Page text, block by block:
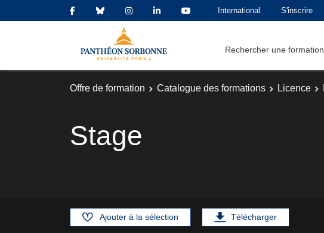
International S'inscrire
Rechercher une formation
Offre de formation Catalogue des formations Licence
Stage
Ajouter à la sélection Télécharger